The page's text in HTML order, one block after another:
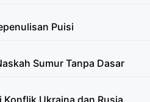
Puisi
Sumur Tanpa Dasar
Konflik Ukraina dan Rusia